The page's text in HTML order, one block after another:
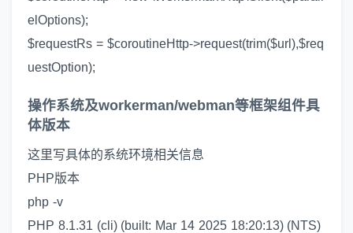
elOptions);
$requestRs = $coroutineHttp->request(trim($url),$req
uestOption);
操作系统及workerman/webman等框架组件具
体版本
这里写具体的系统环境相关信息
PHP版本
php -v
PHP 8.1.31 (cli) (built: Mar 14 2025 18:20:13) (NTS)